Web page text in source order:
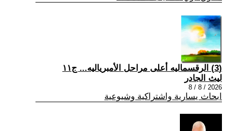
(3) الرقسماليه أعلى مراحل الأمبرياليه... ج١١
ليث الجادر
2026 / 8 / 8
ابحاث يسارية واشتراكية وشيوعية